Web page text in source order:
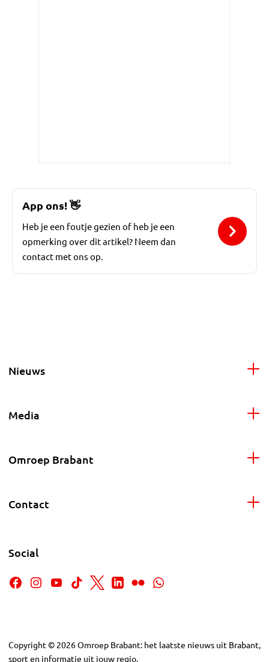
App ons!👋
Heb je een foutje gezien of heb je een
opmerking over dit artikel? Neem dan
contact met ons op.
Nieuws
Media
Omroep Brabant
Contact
Social
Copyright © 2026Omroep Brabant: het laatste nieuws uit Brabant,
sport en informatie uit jouw regio.